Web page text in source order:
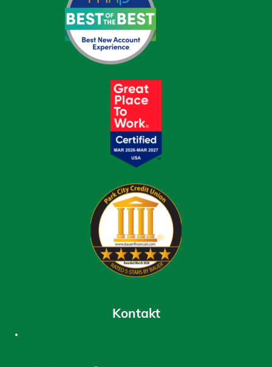
Kontakt